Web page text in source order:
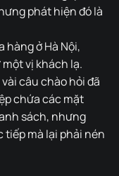
phát hiện đó là
ở Hà Nội,
vị khách lạ.
câu chào hỏi đã
chứa các mặt
sách, nhưng
mà lại phải nén